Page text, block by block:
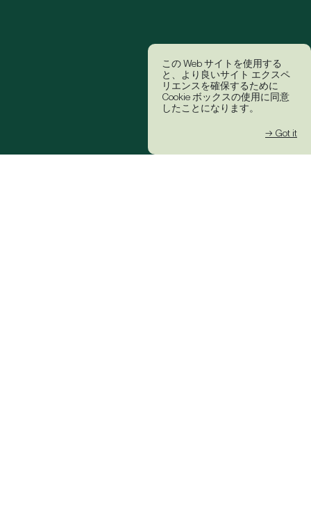
この Web サイトを使用する
と、より良いサイト エクスペ
リエンスを確保するために
Cookie ボックスの使用に同意
したことになります。
→ Got it